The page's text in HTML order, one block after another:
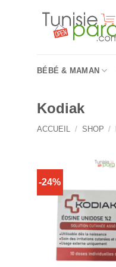
BÉBÉ & MAMAN
Kodiak
ACCUEIL / SHOP /
-24%